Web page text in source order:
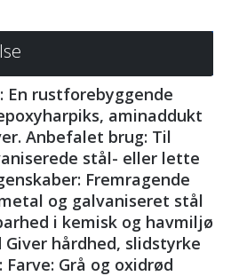
En rustforebyggende
aminaddukt
Anbefalet brug: Til
stål- eller lette
Fremragende
og galvaniseret stål
i kemisk og havmiljø
Giver hårdhed, slidstyrke
Grå og oxidrød